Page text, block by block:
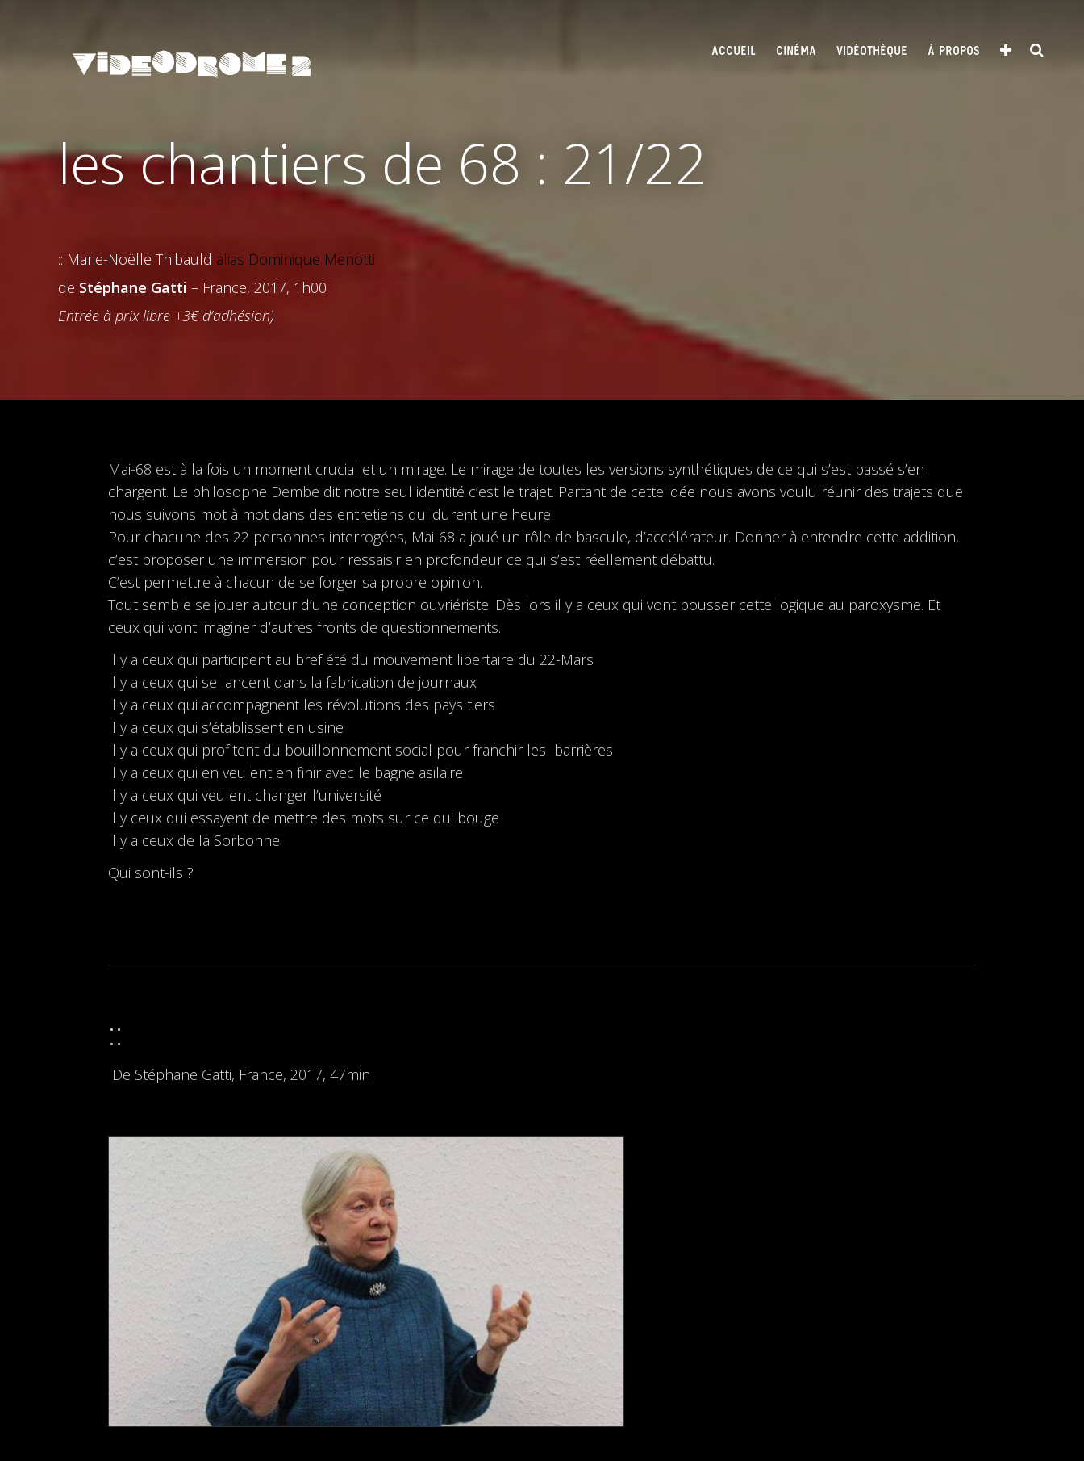
ACCUEIL CINÉMA VIDÉOTHÈQUE À PROPOS
les chantiers de 68 : 21/22
:: Marie-Noëlle Thibauld alias Dominique Menotti
de Stéphane Gatti – France, 2017, 1h00
Entrée à prix libre +3€ d’adhésion)
Mai-68 est à la fois un moment crucial et un mirage. Le mirage de toutes les versions synthétiques de ce qui s’est passé s’en
chargent. Le philosophe Dembe dit notre seul identité c’est le trajet. Partant de cette idée nous avons voulu réunir des trajets que
nous suivons mot à mot dans des entretiens qui durent une heure.
Pour chacune des 22 personnes interrogées, Mai-68 a joué un rôle de bascule, d’accélérateur. Donner à entendre cette addition,
c’est proposer une immersion pour ressaisir en profondeur ce qui s’est réellement débattu.
C’est permettre à chacun de se forger sa propre opinion.
Tout semble se jouer autour d’une conception ouvriériste. Dès lors il y a ceux qui vont pousser cette logique au paroxysme. Et
ceux qui vont imaginer d’autres fronts de questionnements.
Il y a ceux qui participent au bref été du mouvement libertaire du 22-Mars
Il y a ceux qui se lancent dans la fabrication de journaux
Il y a ceux qui accompagnent les révolutions des pays tiers
Il y a ceux qui s’établissent en usine
Il y a ceux qui profitent du bouillonnement social pour franchir les barrières
Il y a ceux qui en veulent en finir avec le bagne asilaire
Il y a ceux qui veulent changer l’université
Il y ceux qui essayent de mettre des mots sur ce qui bouge
Il y a ceux de la Sorbonne
Qui sont-ils ?
De Stéphane Gatti, France, 2017, 47min